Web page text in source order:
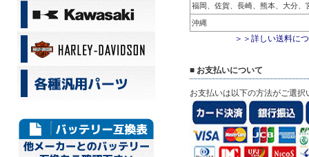
福岡、佐賀、長崎、熊本、大分、
沖縄
＞＞詳しい送料に
■ お支払いについて
お支払いは以下の方法がご選択